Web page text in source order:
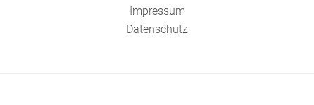
Impressum
Datenschutz